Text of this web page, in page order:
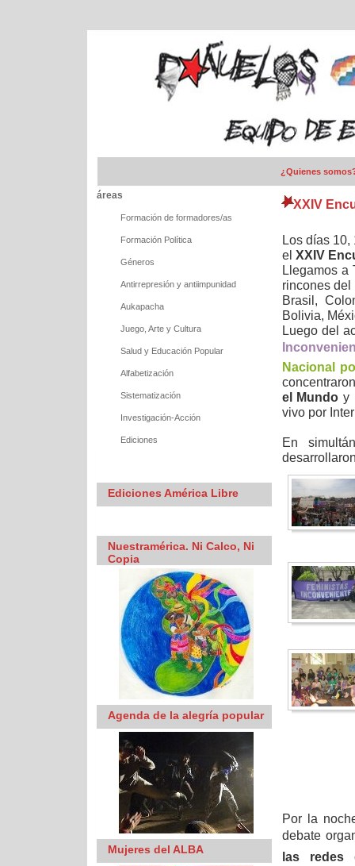
¿Quienes
áreas
Formación de formadores/as
Formación Política
Géneros
Antirrepresión y antiimpunidad
Aukapacha
Juego, Arte y Cultura
Salud y Educación Popular
Alfabetización
Sistematización
Investigación-Acción
Ediciones
Ediciones América Libre
Nuestramérica. Ni Calco, Ni
Copia
Agenda de la alegría popular
Mujeres del ALBA
XXIV
Los días 10,
el XXIV
Llegamos a
rincones del
Brasil,
Bolivia,
Luego del
Nacional
el Mundo y
vivo por
En
Por la
debate
las redes